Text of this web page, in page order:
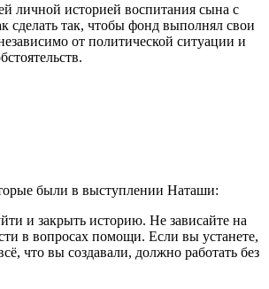
личной историей воспитания сына с
сделать так, чтобы фонд выполнял свои
от политической ситуации и
были в выступлении Наташи:
и закрыть историю. Не зависайте на
в вопросах помощи. Если вы устанете,
что вы создавали, должно работать без